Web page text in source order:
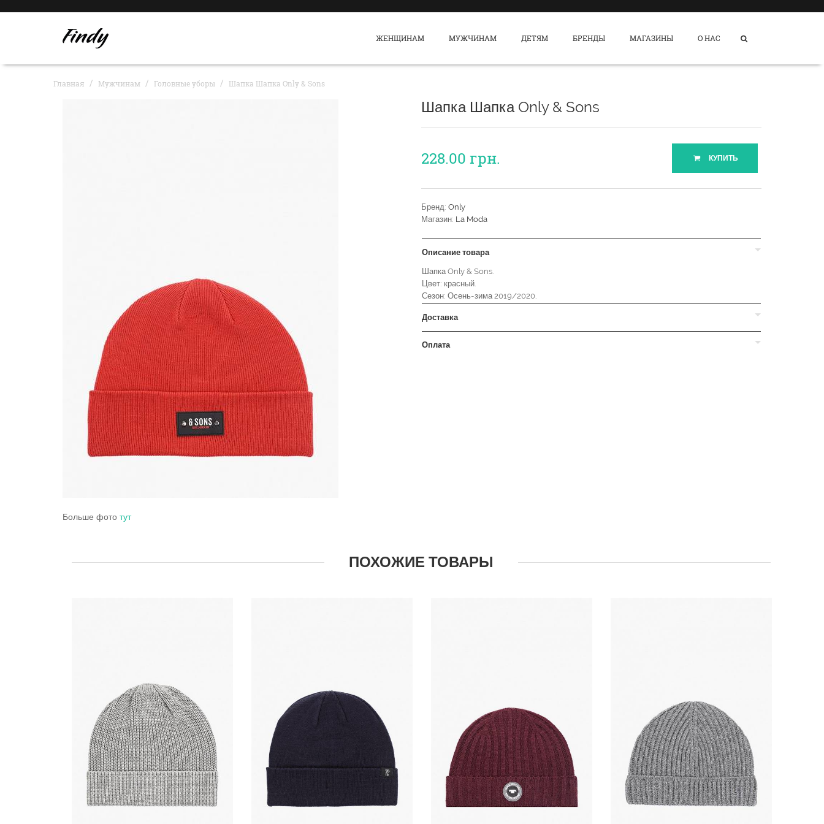
ЖЕНЩИНАМ МУЖЧИНАМ ДЕТЯМ БРЕНДЫ МАГАЗИНЫ О НАС
Главная Мужчинам Головные уборы Шапка Шапка Only & Sons
Больше фото тут
Шапка Шапка Only & Sons
228.00 грн. КУПИТЬ
Бренд: Only
Магазин: La Moda
Описание товара
Шапка Only & Sons.
Цвет: красный.
Сезон: Осень-зима 2019/2020.
Доставка
Оплата
ПОХОЖИЕ ТОВАРЫ